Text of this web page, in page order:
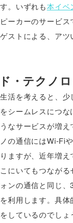
。いずれも本イベ
ーカーのサービス
ストによる、アツ
・テクノ
活を考えると、少
シームレスにつな
なサービスが増え
の通信にはWi-Fi
ますが、近年増え
にいてもつながる
ンの通信と同じ、
利用します。具体
しているのでしょ